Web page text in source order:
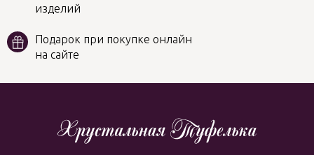
изделий
Подарок при покупке онлайн
на сайте